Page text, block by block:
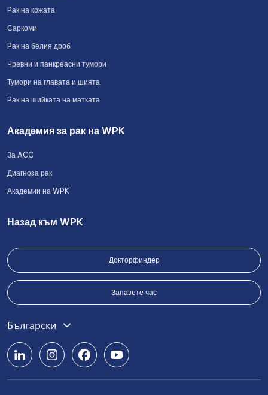
Pак на кожата
Саркоми
Pак на белия дроб
Чревни и панкреасни тумори
Тумори на главата и шията
Pак на шийката на матката
Академия за рак на WPK
За ACC
Диагноза рак
Академии на WPK
Назад към WPK
Докторфиндер
Запазете час
Български
English
Deutsch
Română